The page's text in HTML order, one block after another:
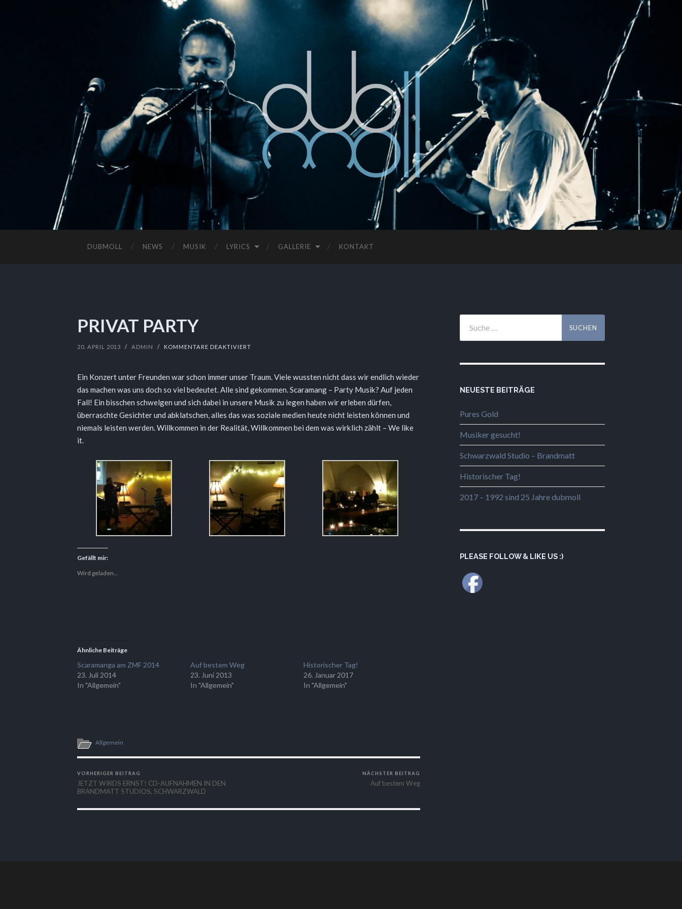
DUBMOLL NEWS MUSIK LYRICS GALLERIE KONTAKT
PRIVAT PARTY
20. APRIL 2013 / ADMIN / KOMMENTARE DEAKTIVIERT
Ein Konzert unter Freunden war schon immer unser Traum. Viele wussten nicht dass wir endlich wieder
das machen was uns doch so viel bedeutet. Alle sind gekommen. Scaramang – Party Musik? Auf jeden
Fall! Ein bisschen schwelgen und sich dabei in unsere Musik zu legen haben wir erleben dürfen,
überraschte Gesichter und abklatschen, alles das was soziale medien heute nicht leisten können und
niemals leisten werden. Willkommen in der Realität, Willkommen bei dem was wirklich zählt – We like
it.
Gefällt mir:
Wird geladen...
Ähnliche Beiträge
Scaramanga am ZMF 2014
23. Juli 2014
In "Allgemein"
Auf bestem Weg
23. Juni 2013
In "Allgemein"
Historischer Tag!
26. Januar 2017
In "Allgemein"
Allgemein
VORHERIGER BEITRAG
JETZT WIRDS ERNST! CD-AUFNAHMEN IN DEN
BRANDMATT STUDIOS, SCHWARZWALD
NÄCHSTER BEITRAG
Auf bestem Weg
NEUESTE BEITRÄGE
Pures Gold
Musiker gesucht!
Schwarzwald Studio – Brandmatt
Historischer Tag!
2017 – 1992 sind 25 Jahre dubmoll
PLEASE FOLLOW & LIKE US :)